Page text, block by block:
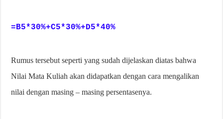
=B5*30%+C5*30%+D5*40%
Rumus tersebut seperti yang sudah dijelaskan diatas bahwa
Nilai Mata Kuliah akan didapatkan dengan cara mengalikan
nilai dengan masing – masing persentasenya.